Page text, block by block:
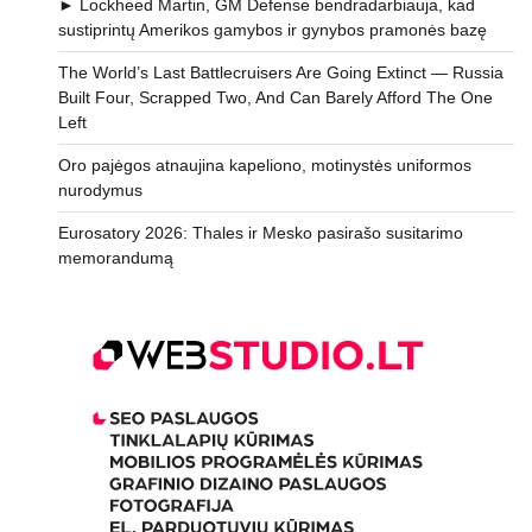
► Lockheed Martin, GM Defense bendradarbiauja, kad
sustiprintų Amerikos gamybos ir gynybos pramonės bazę
The World’s Last Battlecruisers Are Going Extinct — Russia
Built Four, Scrapped Two, And Can Barely Afford The One
Left
Oro pajėgos atnaujina kapeliono, motinystės uniformos
nurodymus
Eurosatory 2026: Thales ir Mesko pasirašo susitarimo
memorandumą